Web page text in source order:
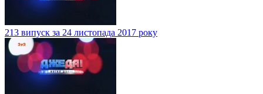
213 випуск за 24 листопада 2017 року